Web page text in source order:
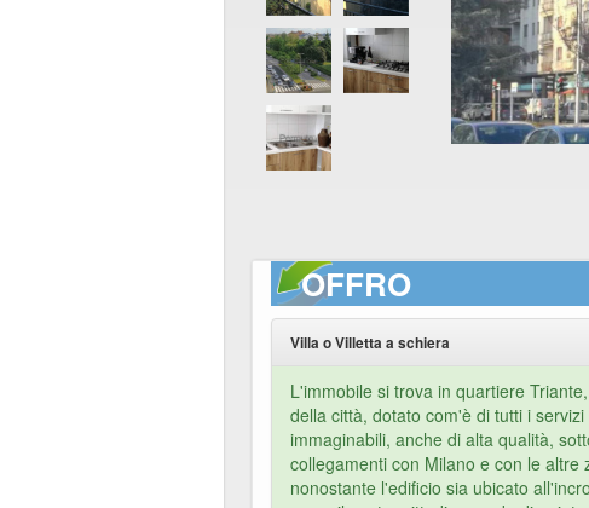
OFFRO
Villa o Villetta a schiera
L'immobile si trova in quartiere
della città, dotato com'è di tutti i servizi
immaginabili, anche di alta qualità,
collegamenti con Milano e con le altre
nonostante l'edificio sia ubicato